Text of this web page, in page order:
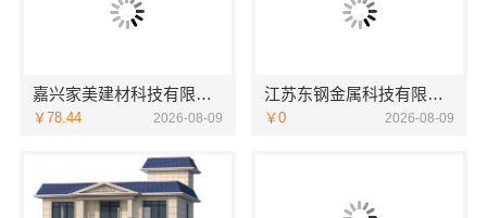
嘉兴家美建材科技有限公司南湖区装修家居专业服务
￥78.44 2026-08-09
江苏东钢金属科技有限公司本地全屋不锈钢定制生产商
￥0 2026-08-09